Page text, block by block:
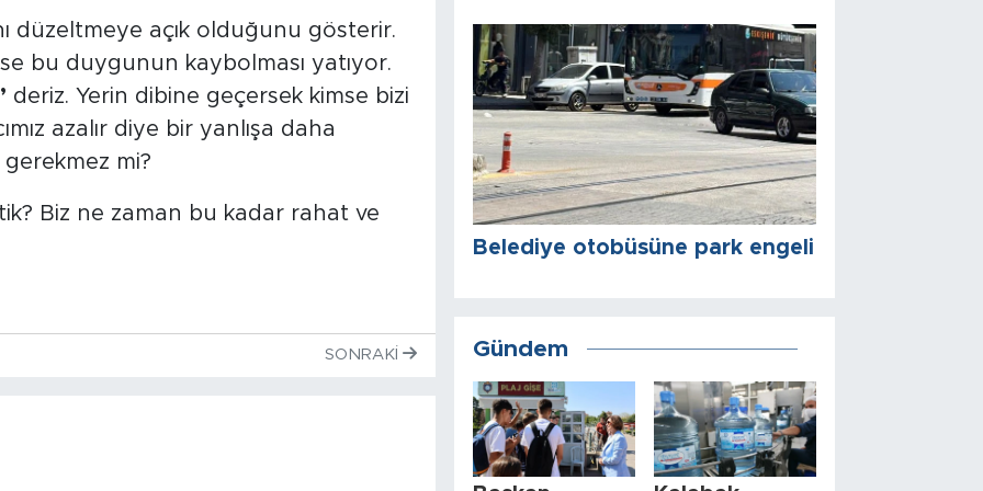
düzeltmeye açık olduğunu gösterir.
bu duygunun kaybolması yatıyor.
deriz. Yerin dibine geçersek kimse bizi
azalır diye bir yanlışa daha
mi?
Biz ne zaman bu kadar rahat ve
SONRAKI
Belediye otobüsüne park engeli
Gündem